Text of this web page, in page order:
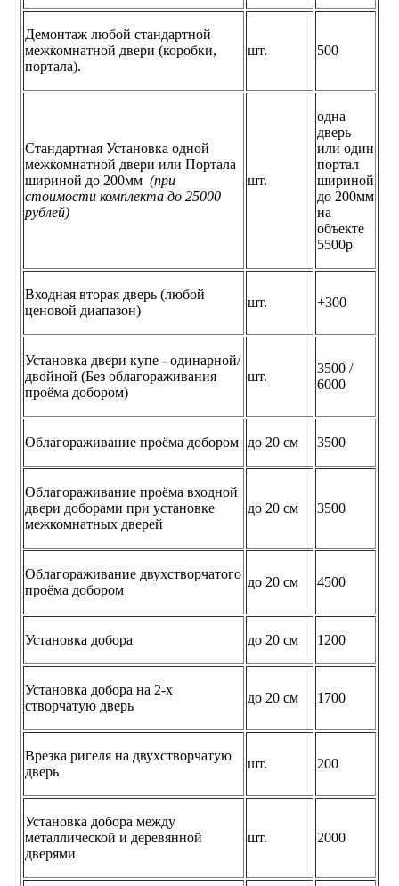
Демонтаж любой стандартной
межкомнатной двери (коробки,
портала).
шт. 500
Стандартная Установка одной
межкомнатной двери или Портала
шириной до 200мм (при
стоимости комплекта до 25000
рублей)
шт.
одна
дверь
или один
портал
шириной
до 200мм
на
объекте
5500р
Входная вторая дверь (любой
ценовой диапазон)
шт. +300
Установка двери купе - одинарной/
двойной (Без облагораживания
проёма добором)
шт.
3500 /
6000
Облагораживание проёма добором до 20 см 3500
Облагораживание проёма входной
двери доборами при установке
межкомнатных дверей
до 20 см 3500
Облагораживание двухстворчатого
проёма добором
до 20 см 4500
Установка добора до 20 см 1200
Установка добора на 2-х
створчатую дверь
до 20 см 1700
Врезка ригеля на двухстворчатую
дверь
шт. 200
Установка добора между
металлической и деревянной
дверями
шт. 2000